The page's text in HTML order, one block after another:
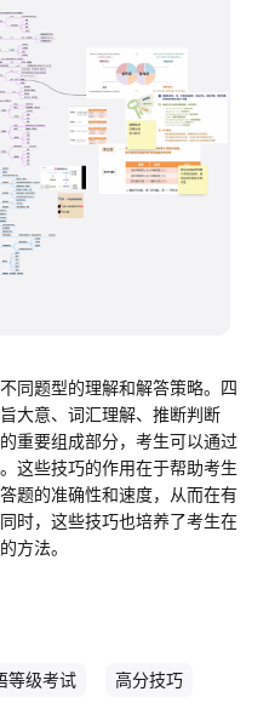
同题型的理解和解答策略。四
大意、词汇理解、推断判断
重要组成部分，考生可以通过
这些技巧的作用在于帮助考生
题的准确性和速度，从而在有
时，这些技巧也培养了考生在
方法。
等级考试 高分技巧